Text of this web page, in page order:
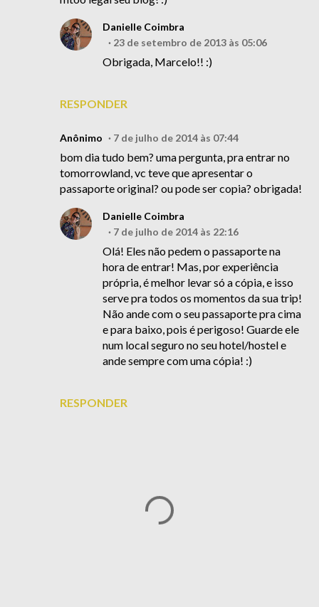
RESPONDER
Danielle Coimbra
23 de setembro de 2013 às 05:06
Obrigada, Marcelo!! :)
Anônimo 7 de julho de 2014 às 07:44
bom dia tudo bem? uma pergunta, pra entrar no
tomorrowland, vc teve que apresentar o
passaporte original? ou pode ser copia? obrigada!
RESPONDER
Danielle Coimbra
7 de julho de 2014 às 22:16
Olá! Eles não pedem o passaporte na
hora de entrar! Mas, por experiência
própria, é melhor levar só a cópia, e isso
serve pra todos os momentos da sua trip!
Não ande com o seu passaporte pra cima
e para baixo, pois é perigoso! Guarde ele
num local seguro no seu hotel/hostel e
ande sempre com uma cópia! :)